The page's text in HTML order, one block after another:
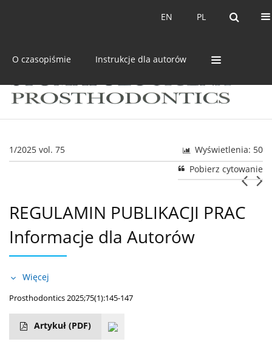
PL
EN PL
EN
O czasopiśmie Instrukcje dla autorów
1/2025 vol. 75
Wyświetlenia: 50
Pobierz cytowanie
REGULAMIN PUBLIKACJI PRAC
Informacje dla Autorów
Więcej
Prosthodontics 2025;75(1):145-147
Artykuł (PDF)